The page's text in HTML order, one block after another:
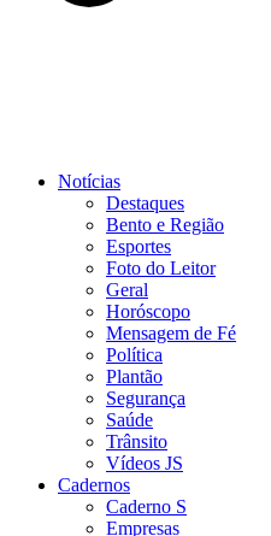
Notícias
Destaques
Bento e Região
Esportes
Foto do Leitor
Geral
Horóscopo
Mensagem de Fé
Política
Plantão
Segurança
Saúde
Trânsito
Vídeos JS
Cadernos
Caderno S
Empresas